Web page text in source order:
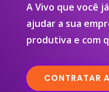
A Vivo que você
ajudar a sua
produtiva e com
CONTRATAR